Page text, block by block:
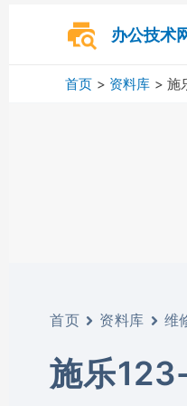
办公技术
首页 资料库 施
首页 资料库 维
施乐